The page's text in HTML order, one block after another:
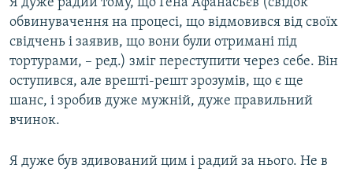
Я дуже радий тому, що Гена Афанасьєв (свідок
обвинувачення на процесі, що відмовився від своїх
свідчень і заявив, що вони були отримані під
тортурами, – ред.) зміг переступити через себе. Він
оступився, але врешті-решт зрозумів, що є ще
шанс, і зробив дуже мужній, дуже правильний
вчинок.
Я дуже був здивований цим і радий за нього. Не в